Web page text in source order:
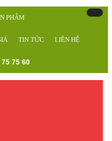
PHẨM
TIN TỨC LIÊN HỆ
75 60